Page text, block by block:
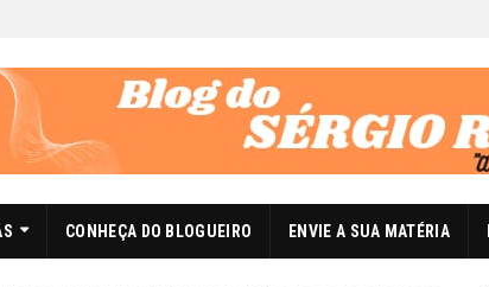
CONHEÇA DO BLOGUEIRO ENVIE A SUA MATÉRIA